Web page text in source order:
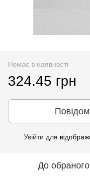
Немає в наявності
324.45 грн
Увійти для
До обраного